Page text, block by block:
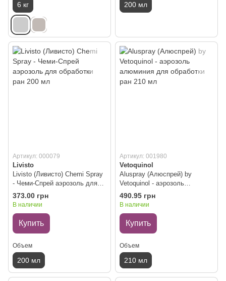
6 кг 200 мл
Артикул: 000079
Livisto
Livisto (Ливисто) Chemi Spray
- Чеми-Cпрей аэрозоль для
обработки ран 200 мл
373.00 грн
В наличии
Купить
Объем
200 мл
Артикул: 001980
Vetoquinol
Aluspray (Алюспрей) by
Vetoquinol - аэрозоль
алюминия для обработки ран
210 мл
490.95 грн
В наличии
Купить
Объем
210 мл